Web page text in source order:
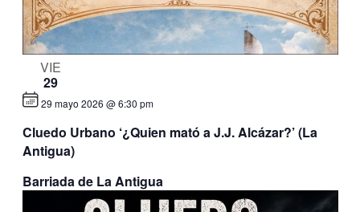
VIE
29
Cluedo Urbano ‘¿Quien mató a J.J. Alcázar?’ (La
Antigua)
29 mayo 2026 @ 6:30 pm
Barriada de La Antigua